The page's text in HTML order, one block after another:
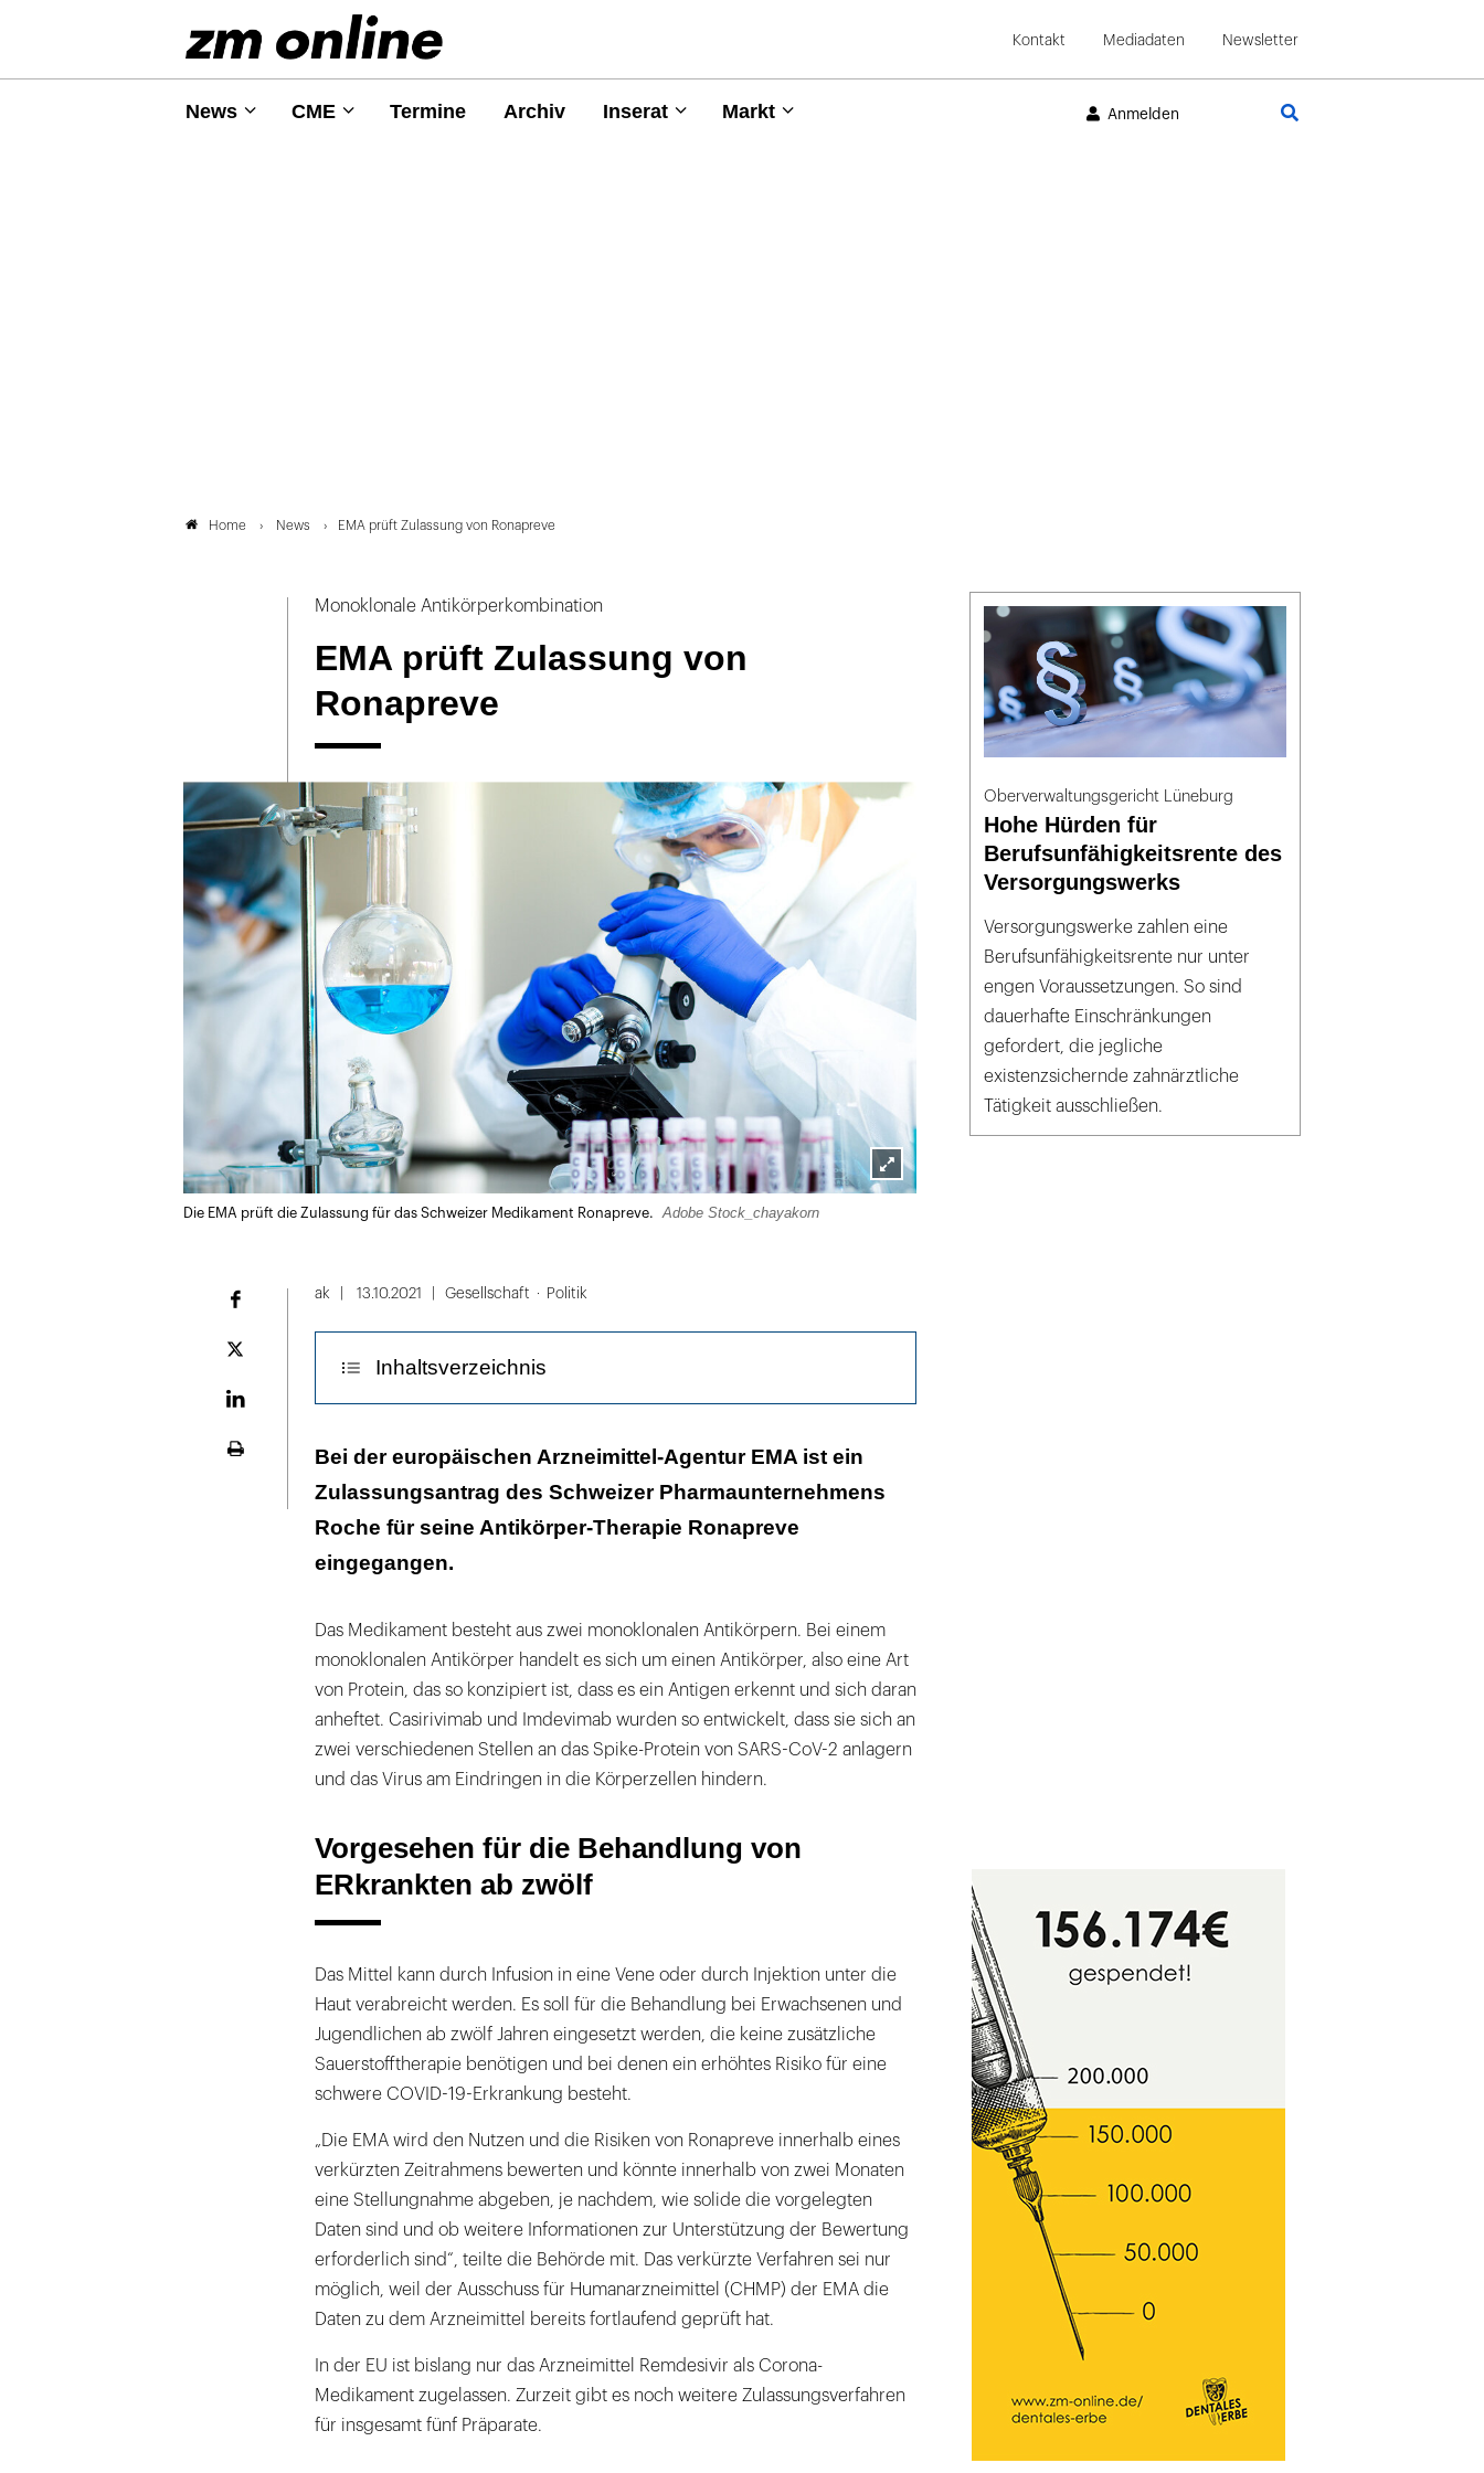
Kontakt Mediadaten Newsletter
News CME Termine Archiv Inserat Markt Anmelden
Home News EMA prüft Zulassung von Ronapreve
Monoklonale Antikörperkombination
EMA prüft Zulassung von
Ronapreve
Lightbox
Die EMA prüft die Zulassung für das Schweizer Medikament Ronapreve. Adobe Stock_chayakorn
Plattform
ak 13.10.2021 Gesellschaft Politik
Inhaltsverzeichnis
Vorgesehen für die Behandlung von ERkrankten ab zwölf
Bei der europäischen Arzneimittel-Agentur EMA ist ein
Zulassungsantrag des Schweizer Pharmaunternehmens
Roche für seine Antikörper-Therapie Ronapreve
eingegangen.
Das Medikament besteht aus zwei monoklonalen Antikörpern. Bei einem
monoklonalen Antikörper handelt es sich um einen Antikörper, also eine Art
von Protein, das so konzipiert ist, dass es ein Antigen erkennt und sich daran
anheftet. Casirivimab und Imdevimab wurden so entwickelt, dass sie sich an
zwei verschiedenen Stellen an das Spike-Protein von SARS-CoV-2 anlagern
und das Virus am Eindringen in die Körperzellen hindern.
Vorgesehen für die Behandlung von
ERkrankten ab zwölf
Das Mittel kann durch Infusion in eine Vene oder durch Injektion unter die
Haut verabreicht werden. Es soll für die Behandlung bei Erwachsenen und
Jugendlichen ab zwölf Jahren eingesetzt werden, die keine zusätzliche
Sauerstofftherapie benötigen und bei denen ein erhöhtes Risiko für eine
schwere COVID-19-Erkrankung besteht.
„Die EMA wird den Nutzen und die Risiken von Ronapreve innerhalb eines
verkürzten Zeitrahmens bewerten und könnte innerhalb von zwei Monaten
eine Stellungnahme abgeben, je nachdem, wie solide die vorgelegten
Daten sind und ob weitere Informationen zur Unterstützung der Bewertung
erforderlich sind“, teilte die Behörde mit. Das verkürzte Verfahren sei nur
möglich, weil der Ausschuss für Humanarzneimittel (CHMP) der EMA die
Daten zu dem Arzneimittel bereits fortlaufend geprüft hat.
In der EU ist bislang nur das Arzneimittel Remdesivir als Corona-
Medikament zugelassen. Zurzeit gibt es noch weitere Zulassungsverfahren
für insgesamt fünf Präparate.
Oberverwaltungsgericht Lüneburg
Hohe Hürden für
Berufsunfähigkeitsrente des
Versorgungswerks
Versorgungswerke zahlen eine
Berufsunfähigkeitsrente nur unter
engen Voraussetzungen. So sind
dauerhafte Einschränkungen
gefordert, die jegliche
existenzsichernde zahnärztliche
Tätigkeit ausschließen.